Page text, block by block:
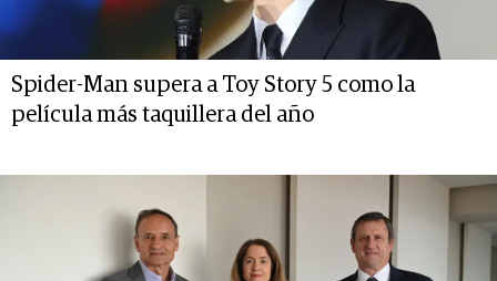
Spider-Man supera a Toy Story 5 como la
película más taquillera del año